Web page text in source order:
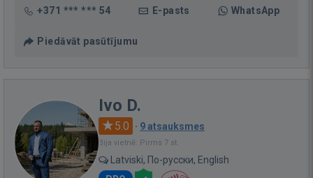
+371 *** *** 54 E-pasts WhatsApp
Piedāvāt pasūtījumu
Ivo D.
5.0 · 9 atsauksmes
Bija vietnē: Pirms 7 st.
Latviski, По-русски, English